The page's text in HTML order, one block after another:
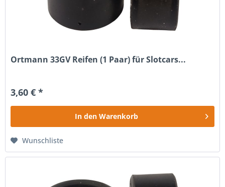
Ortmann 33GV Reifen (1 Paar) für Slotcars...
3,60 € *
In den Warenkorb
Wunschliste